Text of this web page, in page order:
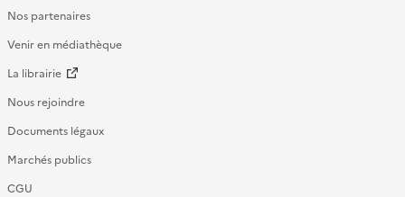
Nos partenaires
Venir en médiathèque
La librairie
Nous rejoindre
Documents légaux
Marchés publics
CGU